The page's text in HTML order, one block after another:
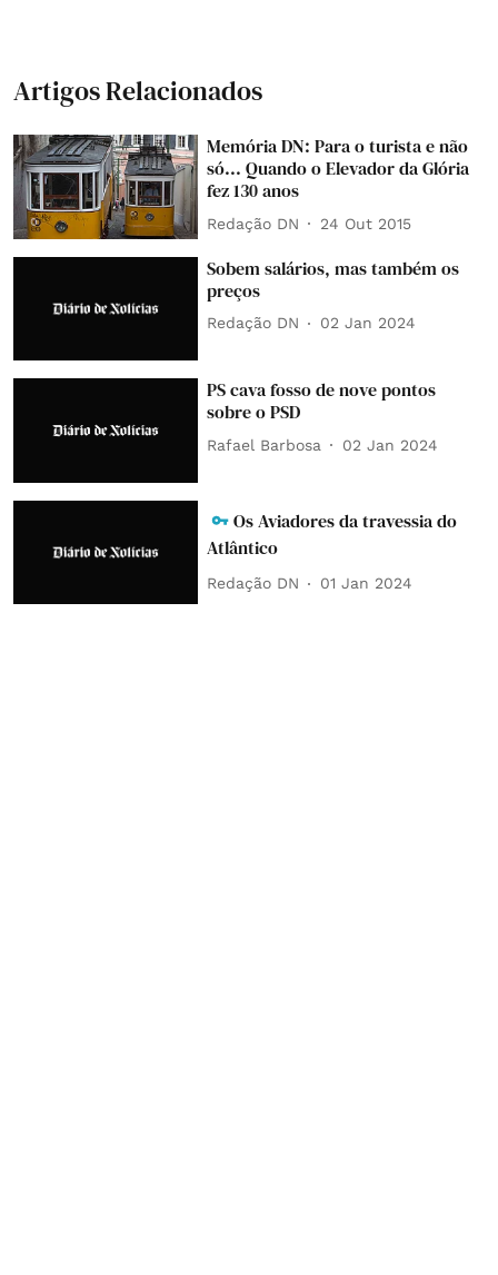
Artigos Relacionados
Memória DN: Para o turista e não
só... Quando o Elevador da Glória
fez 130 anos
Redação DN 24 Out 2015
Sobem salários, mas também os
preços
Redação DN 02 Jan 2024
PS cava fosso de nove pontos
sobre o PSD
Rafael Barbosa 02 Jan 2024
Os Aviadores da travessia do
Atlântico
Redação DN 01 Jan 2024